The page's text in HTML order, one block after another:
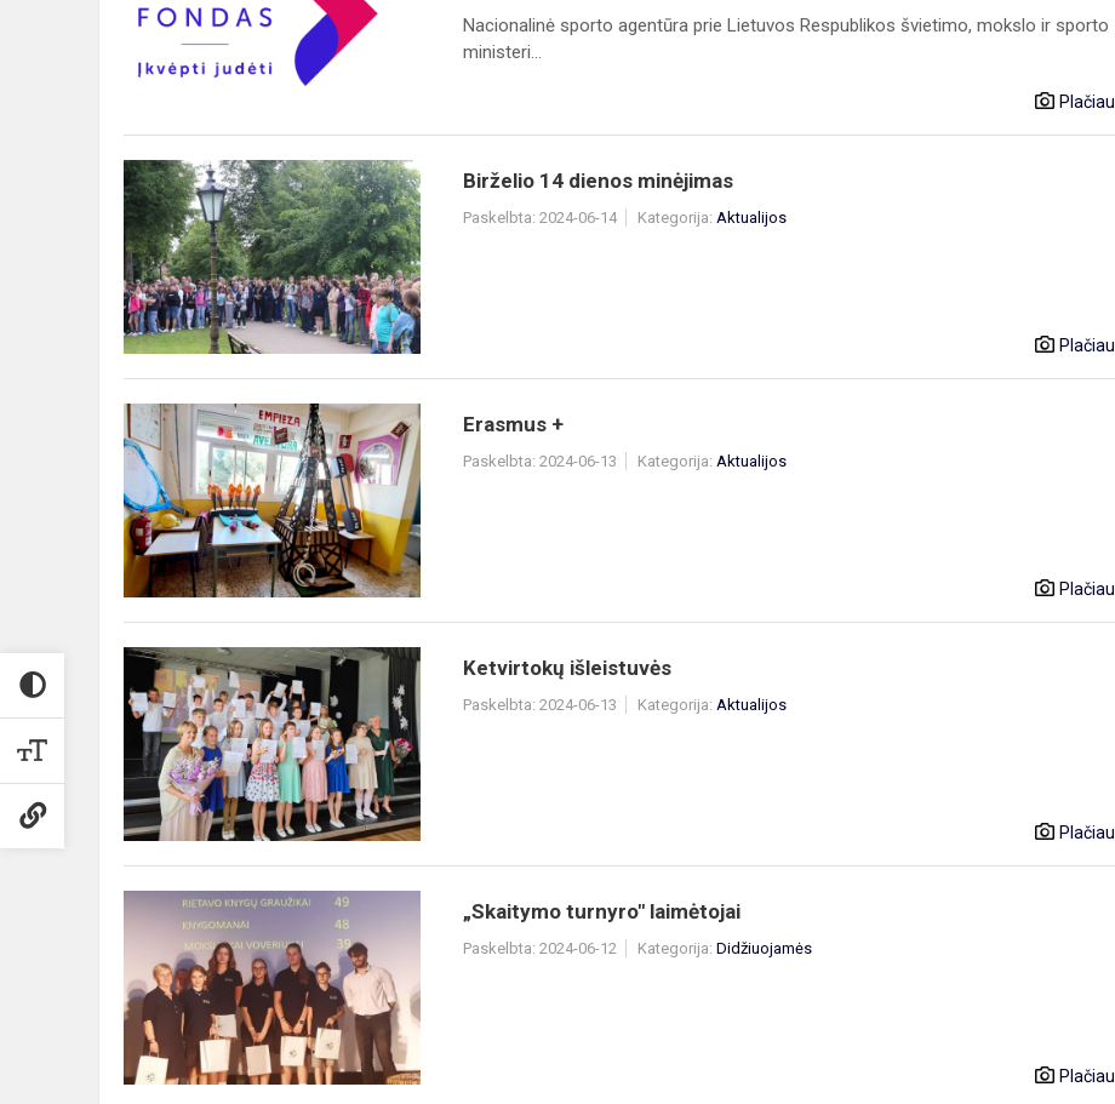
projekto
įgyvendinimui
Nacionalinė sporto agentūra prie Lietuvos Respublikos švietimo, mokslo ir sporto
ministeri...
Plačiau
Birželio
14
dienos
minėjimas
Birželio 14 dienos minėjimas
Paskelbta: 2024-06-14 Kategorija: Aktualijos
Plačiau
Erasmus
+
Erasmus +
Paskelbta: 2024-06-13 Kategorija: Aktualijos
Plačiau
Ketvirtokų
išleistuvės
Ketvirtokų išleistuvės
Paskelbta: 2024-06-13 Kategorija: Aktualijos
Plačiau
„Skaitymo
turnyro"
laimėtojai
„Skaitymo turnyro" laimėtojai
Paskelbta: 2024-06-12 Kategorija: Didžiuojamės
Plačiau